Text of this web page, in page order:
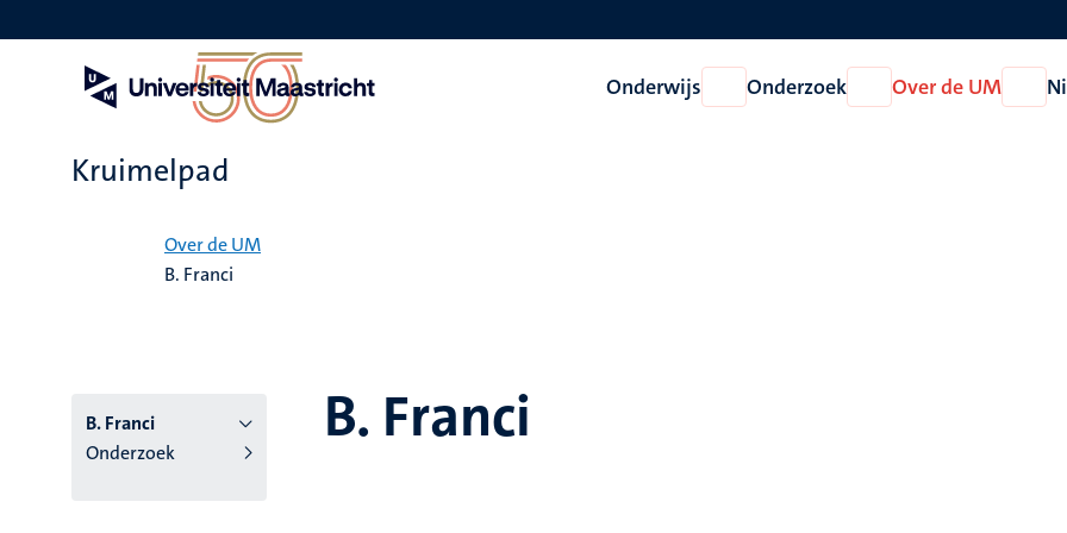
en
Onderwijs
Open
Onderwijs
Onderzoek
Open
Onderzoek
Over de UM
Open
Over
Kruimelpad
Over de UM
B. Franci
B. Franci
Onderzoek
B. Franci